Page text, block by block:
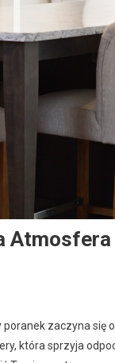
Atmosfera
zaczyna się
która sprzyja